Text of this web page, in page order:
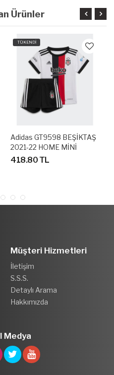
Ürünler
TÜKENDİ
Adidas GT9598 BEŞİKTAŞ
2021-22 HOME MİNİ
BEBEK FUTBOL FORMA
418.80 TL
Müşteri Hizmetleri
İletişim
S.S.S.
Detaylı Arama
Hakkımızda
Medya